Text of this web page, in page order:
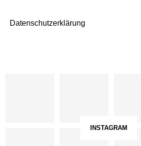
Datenschutzerklärung
INSTAGRAM